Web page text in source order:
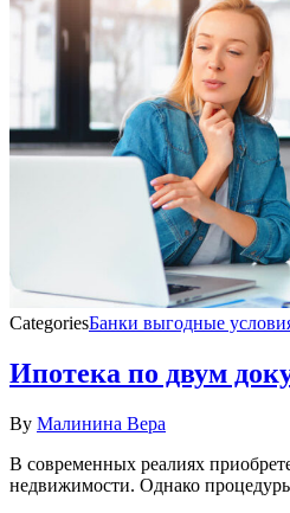
CategoriesБанки выгодные
Ипотека по двум
By Малинина Вера
В современных реалиях
недвижимости. Однако